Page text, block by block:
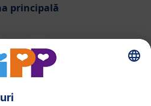
principală
HiPP Produse pentru copii